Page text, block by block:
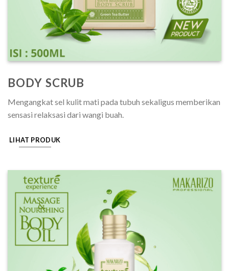
BODY SCRUB
Mengangkat sel kulit mati pada tubuh sekaligus memberikan
sensasi relaksasi dari wangi buah.
LIHAT PRODUK